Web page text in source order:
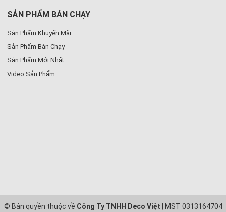
SẢN PHẨM BÁN CHẠY
Sản Phẩm Khuyến Mãi
Sản Phẩm Bán Chạy
Sản Phẩm Mới Nhất
Video Sản Phẩm
© Bản quyền thuộc về Công Ty TNHH Deco Việt | MST 0313164704